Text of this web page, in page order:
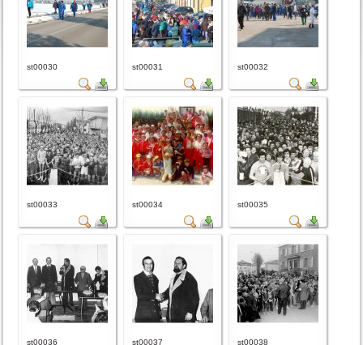
st00030 st00031 st00032
st00033 st00034 st00035
st00036 st00037 st00038